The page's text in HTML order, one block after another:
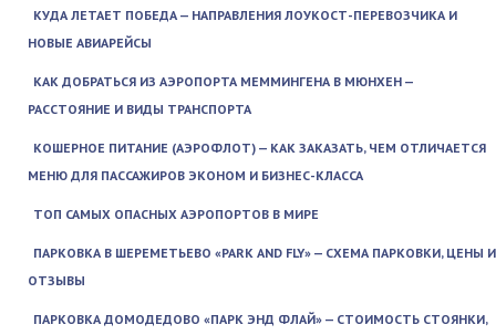
КУДА ЛЕТАЕТ ПОБЕДА — НАПРАВЛЕНИЯ ЛОУКОСТ-ПЕРЕВОЗЧИКА И
НОВЫЕ АВИАРЕЙСЫ
КАК ДОБРАТЬСЯ ИЗ АЭРОПОРТА МЕММИНГЕНА В МЮНХЕН —
РАССТОЯНИЕ И ВИДЫ ТРАНСПОРТА
КОШЕРНОЕ ПИТАНИЕ (АЭРОФЛОТ) — КАК ЗАКАЗАТЬ, ЧЕМ ОТЛИЧАЕТСЯ
МЕНЮ ДЛЯ ПАССАЖИРОВ ЭКОНОМ И БИЗНЕС-КЛАССА
ТОП САМЫХ ОПАСНЫХ АЭРОПОРТОВ В МИРЕ
ПАРКОВКА В ШЕРЕМЕТЬЕВО «PARK AND FLY» — СХЕМА ПАРКОВКИ, ЦЕНЫ И
ОТЗЫВЫ
ПАРКОВКА ДОМОДЕДОВО «ПАРК ЭНД ФЛАЙ» — СТОИМОСТЬ СТОЯНКИ,